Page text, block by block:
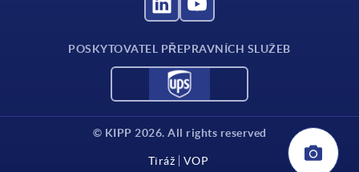
POSKYTOVATEL PŘEPRAVNÍCH SLUŽEB
© KIPP 2026. All rights reserved
Tiráž VOP